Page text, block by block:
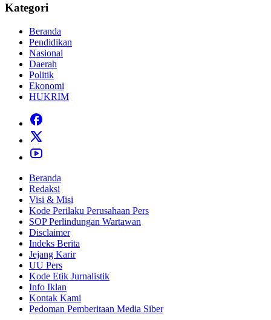
Kategori
Beranda
Pendidikan
Nasional
Daerah
Politik
Ekonomi
HUKRIM
Beranda
Redaksi
Visi & Misi
Kode Perilaku Perusahaan Pers
SOP Perlindungan Wartawan
Disclaimer
Indeks Berita
Jejang Karir
UU Pers
Kode Etik Jurnalistik
Info Iklan
Kontak Kami
Pedoman Pemberitaan Media Siber